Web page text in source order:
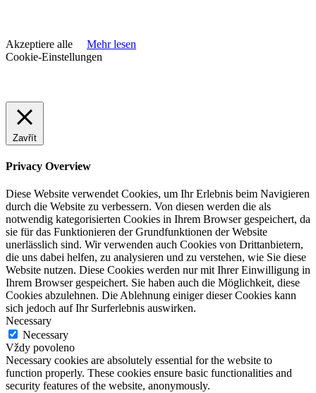
Akzeptiere alle
Mehr lesen
Cookie-Einstellungen
Zavřít
Privacy Overview
Diese Website verwendet Cookies, um Ihr Erlebnis beim Navigieren
durch die Website zu verbessern. Von diesen werden die als
notwendig kategorisierten Cookies in Ihrem Browser gespeichert, da
sie für das Funktionieren der Grundfunktionen der Website
unerlässlich sind. Wir verwenden auch Cookies von Drittanbietern,
die uns dabei helfen, zu analysieren und zu verstehen, wie Sie diese
Website nutzen. Diese Cookies werden nur mit Ihrer Einwilligung in
Ihrem Browser gespeichert. Sie haben auch die Möglichkeit, diese
Cookies abzulehnen. Die Ablehnung einiger dieser Cookies kann
sich jedoch auf Ihr Surferlebnis auswirken.
Necessary
Necessary
Vždy povoleno
Necessary cookies are absolutely essential for the website to
function properly. These cookies ensure basic functionalities and
security features of the website, anonymously.